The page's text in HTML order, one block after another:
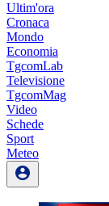
Ultim'ora
Cronaca
Mondo
Economia
TgcomLab
Televisione
TgcomMag
Video
Schede
Sport
Meteo